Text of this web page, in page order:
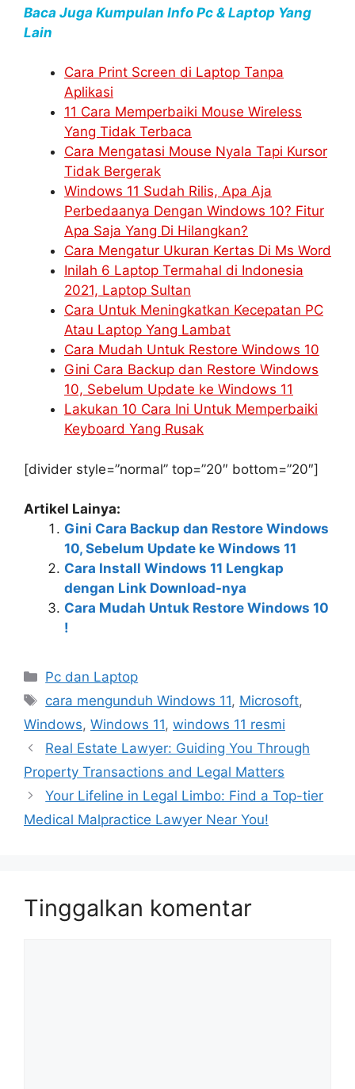
Baca Juga Kumpulan Info Pc & Laptop Yang
Lain
Cara Print Screen di Laptop Tanpa
Aplikasi
11 Cara Memperbaiki Mouse Wireless
Yang Tidak Terbaca
Cara Mengatasi Mouse Nyala Tapi Kursor
Tidak Bergerak
Windows 11 Sudah Rilis, Apa Aja
Perbedaanya Dengan Windows 10? Fitur
Apa Saja Yang Di Hilangkan?
Cara Mengatur Ukuran Kertas Di Ms Word
Inilah 6 Laptop Termahal di Indonesia
2021, Laptop Sultan
Cara Untuk Meningkatkan Kecepatan PC
Atau Laptop Yang Lambat
Cara Mudah Untuk Restore Windows 10
Gini Cara Backup dan Restore Windows
10, Sebelum Update ke Windows 11
Lakukan 10 Cara Ini Untuk Memperbaiki
Keyboard Yang Rusak
[divider style=”normal” top=”20″ bottom=”20″]
Artikel Lainya:
Gini Cara Backup dan Restore Windows
10, Sebelum Update ke Windows 11
Cara Install Windows 11 Lengkap
dengan Link Download-nya
Cara Mudah Untuk Restore Windows 10
!
Kategori
Pc dan Laptop
Tag
cara mengunduh Windows 11, Microsoft,
Windows, Windows 11, windows 11 resmi
Real Estate Lawyer: Guiding You Through
Property Transactions and Legal Matters
Your Lifeline in Legal Limbo: Find a Top-tier
Medical Malpractice Lawyer Near You!
Tinggalkan komentar